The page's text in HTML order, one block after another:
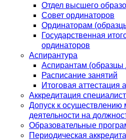
Отдел высшего
Совет ординаторов
Ординаторам
Государственная
ординаторов
Аспирантура
Аспирантам (образцы
Расписание занятий
Итоговая аттестация
Аккредитация
Допуск к осуществлению
деятельности на
Образовательные
Периодическая